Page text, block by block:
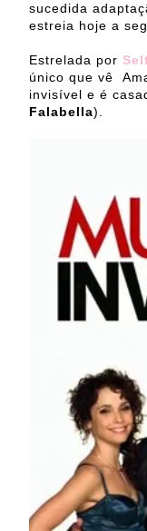
sucedida
estreia hoje a
Estrelada por
único que vê
invisível e é
Falabella).